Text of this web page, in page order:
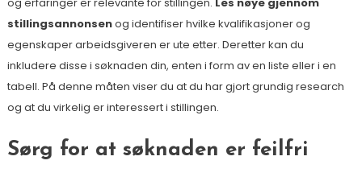
stillingsannonsenog identifiser hvilke kvalifikasjoner og
egenskaper arbeidsgiveren er ute etter. Deretter kan du
inkludere disse i søknaden din, enten i form av en liste eller i en
tabell. På denne måten viser du at du har gjort grundig research
og at du virkelig er interessert i stillingen.
Sørg for at søknaden er feilfri